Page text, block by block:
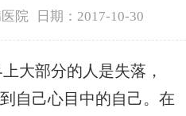
院 日期：2017-10-30
大部分的人是失落，
自己心目中的自己。在